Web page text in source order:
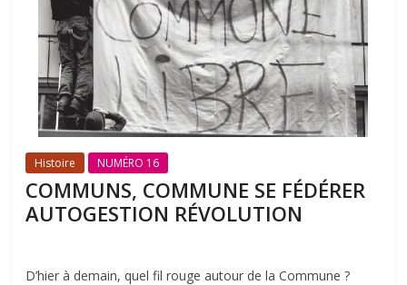
Histoire NUMÉRO 16
COMMUNS, COMMUNE SE FÉDÉRER
AUTOGESTION RÉVOLUTION
D’hier à demain, quel fil rouge autour de la Commune ?